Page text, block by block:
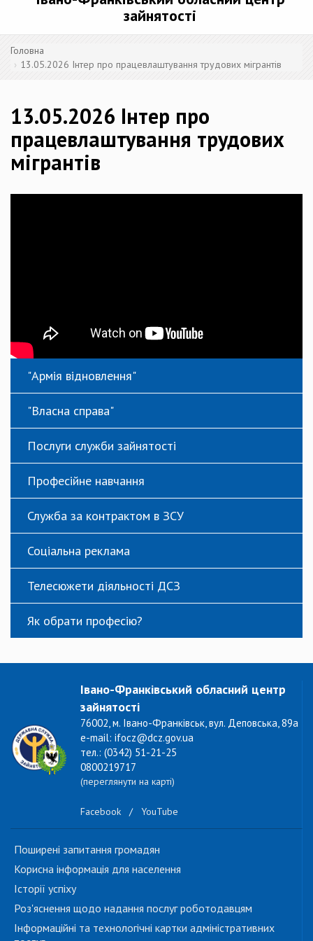
зайнятості
Головна
13.05.2026 Інтер про працевлаштування трудових мігрантів
13.05.2026 Інтер про
працевлаштування трудових
мігрантів
"Армія відновлення"
"Власна справа"
Послуги служби зайнятості
Професійне навчання
Служба за контрактом в ЗСУ
Соціальна реклама
Телесюжети діяльності ДСЗ
Як обрати професію?
Івано-Франківський обласний центр
зайнятості
76002, м. Івано-Франківськ, вул. Деповська, 89а
e-mail: ifocz@dcz.gov.ua
тел.: (0342) 51-21-25
0800219717
(переглянути на карті)
Facebook / YouTube
Поширені запитання громадян
Корисна інформація для населення
Історії успіху
Роз'яснення щодо надання послуг роботодавцям
Інформаційні та технологічні картки адміністративних